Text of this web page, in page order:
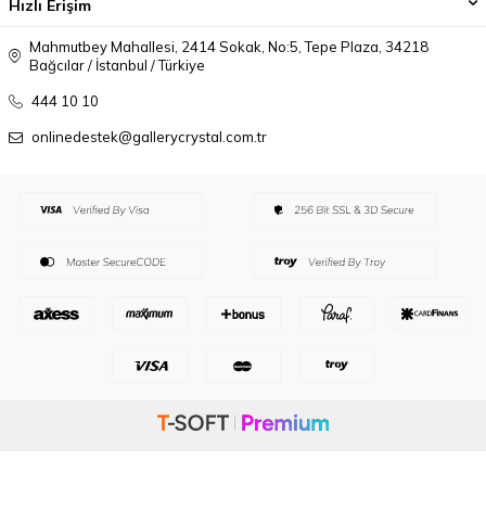
Hızlı Erişim
Mahmutbey Mahallesi, 2414 Sokak, No:5, Tepe Plaza, 34218
Bağcılar / İstanbul / Türkiye
444 10 10
onlinedestek@gallerycrystal.com.tr